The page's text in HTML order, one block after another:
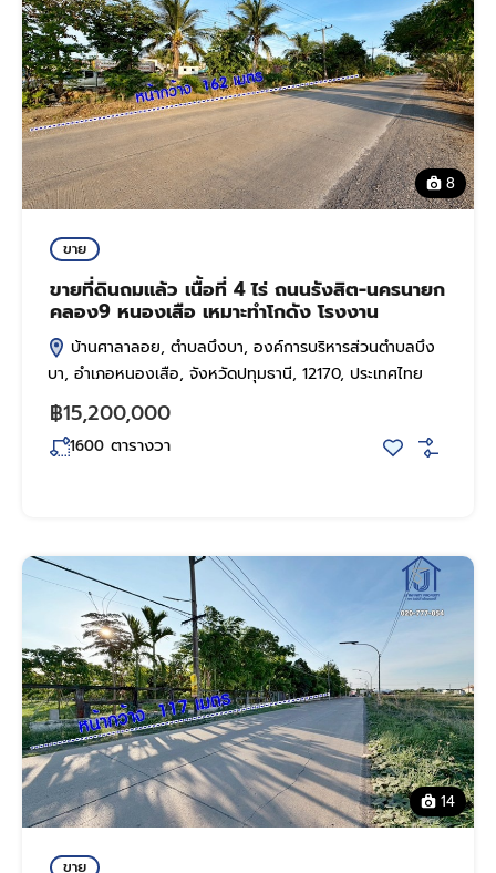
8
ขาย
ขายที่ดินถมแล้ว เนื้อที่ 4 ไร่ ถนนรังสิต-นครนายก
คลอง9 หนองเสือ เหมาะทำโกดัง โรงงาน
บ้านศาลาลอย, ตำบลบึงบา, องค์การบริหารส่วนตำบลบึง
บา, อำเภอหนองเสือ, จังหวัดปทุมธานี, 12170, ประเทศไทย
฿15,200,000
1600 ตารางวา
14
ขาย